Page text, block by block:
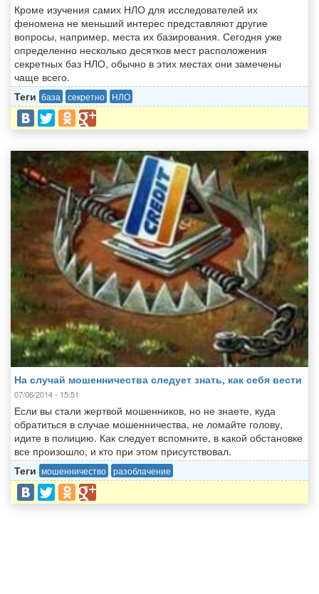
Кроме изучения самих НЛО для исследователей их
феномена не меньший интерес представляют другие
вопросы, например, места их базирования. Сегодня уже
определенно несколько десятков мест расположения
секретных баз НЛО, обычно в этих местах они замечены
чаще всего.
Теги база секретно НЛО
На случай мошенничества следует знать, как себя вести
07/06/2014 - 15:51
Если вы стали жертвой мошенников, но не знаете, куда
обратиться в случае мошенничества, не ломайте голову,
идите в полицию. Как следует вспомните, в какой обстановке
все произошло, и кто при этом присутствовал.
Теги мошенничество разоблачение